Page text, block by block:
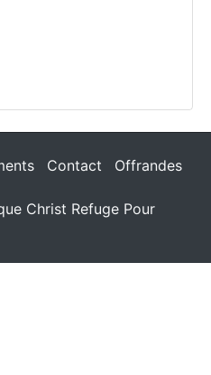
Contact
Offrandes
Christ Refuge Pour